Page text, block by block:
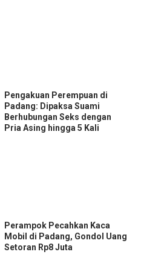
Pengakuan Perempuan di
Padang: Dipaksa Suami
Berhubungan Seks dengan
Pria Asing hingga 5 Kali
Perampok Pecahkan Kaca
Mobil di Padang, Gondol Uang
Setoran Rp8 Juta